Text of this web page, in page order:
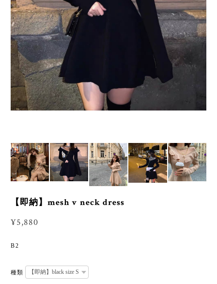
【即納】mesh v neck dress
¥5,880
B2
種類